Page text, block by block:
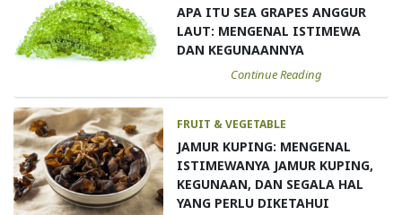
APA ITU SEA GRAPES ANGGUR
LAUT: MENGENAL ISTIMEWA
DAN KEGUNAANNYA
Continue Reading
FRUIT & VEGETABLE
JAMUR KUPING: MENGENAL
ISTIMEWANYA JAMUR KUPING,
KEGUNAAN, DAN SEGALA HAL
YANG PERLU DIKETAHUI